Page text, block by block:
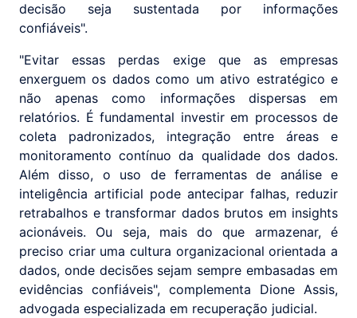
decisão seja sustentada por informações
confiáveis".
"Evitar essas perdas exige que as empresas
enxerguem os dados como um ativo estratégico e
não apenas como informações dispersas em
relatórios. É fundamental investir em processos de
coleta padronizados, integração entre áreas e
monitoramento contínuo da qualidade dos dados.
Além disso, o uso de ferramentas de análise e
inteligência artificial pode antecipar falhas, reduzir
retrabalhos e transformar dados brutos em insights
acionáveis. Ou seja, mais do que armazenar, é
preciso criar uma cultura organizacional orientada a
dados, onde decisões sejam sempre embasadas em
evidências confiáveis", complementa Dione Assis,
advogada especializada em recuperação judicial.